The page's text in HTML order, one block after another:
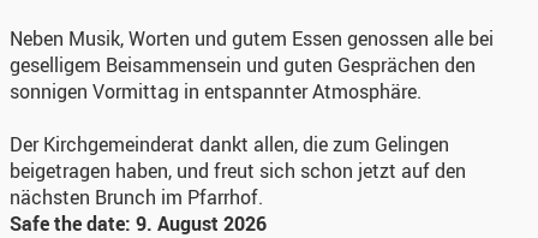
Neben Musik, Worten und gutem Essen genossen alle bei
geselligem Beisammensein und guten Gesprächen den
sonnigen Vormittag in entspannter Atmosphäre.
Der Kirchgemeinderat dankt allen, die zum Gelingen
beigetragen haben, und freut sich schon jetzt auf den
nächsten Brunch im Pfarrhof.
Safe the date: 9. August 2026